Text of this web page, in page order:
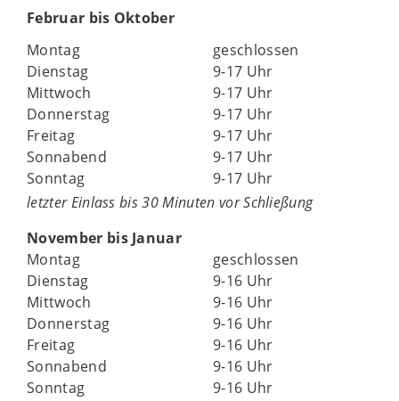
Februar bis Oktober
Montag
geschlossen
Dienstag
9-17 Uhr
Mittwoch
9-17 Uhr
Donnerstag
9-17 Uhr
Freitag
9-17 Uhr
Sonnabend
9-17 Uhr
Sonntag
9-17 Uhr
letzter Einlass bis 30 Minuten vor Schließung
November bis Januar
Montag
geschlossen
Dienstag
9-16 Uhr
Mittwoch
9-16 Uhr
Donnerstag
9-16 Uhr
Freitag
9-16 Uhr
Sonnabend
9-16 Uhr
Sonntag
9-16 Uhr